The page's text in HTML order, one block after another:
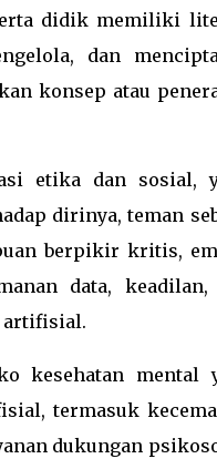
didik memiliki
dan
konsep atau
etika dan sosial,
dirinya, teman
berpikir kritis,
data, keadilan,
artifisial.
kesehatan mental
termasuk
dukungan